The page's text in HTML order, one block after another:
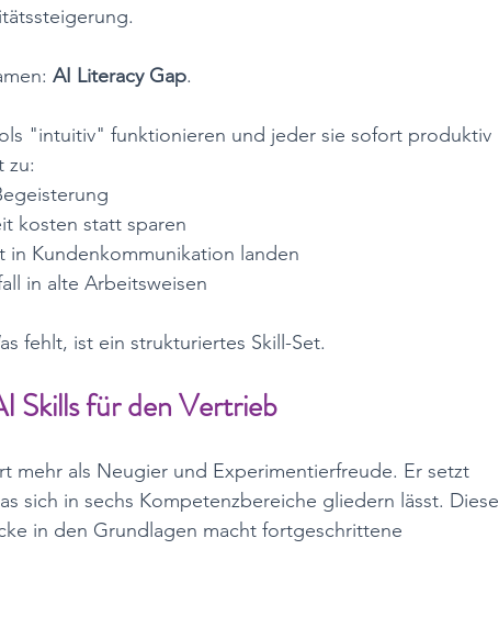
AI Literacy Gap.
"intuitiv" funktionieren und jeder sie sofort produktiv
zu:
kosten statt sparen
in Kundenkommunikation landen
in alte Arbeitsweisen
fehlt, ist ein strukturiertes Skill-Set.
Skills für den Vertrieb
mehr als Neugier und Experimentierfreude. Er setzt
sich in sechs Kompetenzbereiche gliedern lässt. Diese
in den Grundlagen macht fortgeschrittene